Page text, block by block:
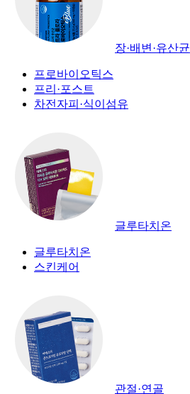
장·배변·유산균
프로바이오틱스
프리·포스트
차전자피·식이섬유
글루타치온
글루타치온
스킨케어
관절·연골